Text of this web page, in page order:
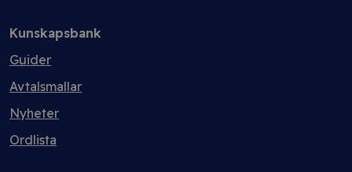
Kunskapsbank
Guider
Avtalsmallar
Nyheter
Ordlista